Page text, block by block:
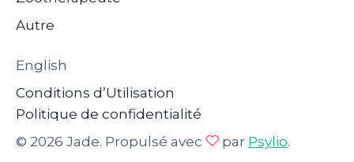
Autre
English
Conditions d’Utilisation
Politique de confidentialité
© 2026 Jade. Propulsé avec
par Psylio.